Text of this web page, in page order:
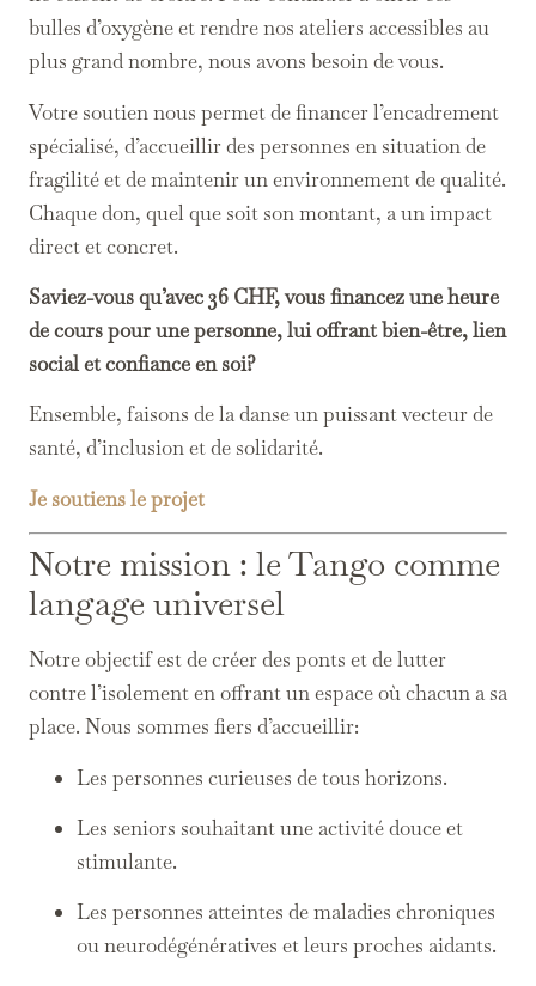
bulles d’oxygène et rendre nos ateliers accessibles au
plus grand nombre, nous avons besoin de vous.
Votre soutien nous permet de financer l’encadrement
spécialisé, d’accueillir des personnes en situation de
fragilité et de maintenir un environnement de qualité.
Chaque don, quel que soit son montant, a un impact
direct et concret.
Saviez-vous qu’avec 36 CHF, vous financez une heure
de cours pour une personne, lui offrant bien-être, lien
social et confiance en soi?
Ensemble, faisons de la danse un puissant vecteur de
santé, d’inclusion et de solidarité.
Je soutiens le projet
Notre mission : le Tango comme
langage universel
Notre objectif est de créer des ponts et de lutter
contre l’isolement en offrant un espace où chacun a sa
place. Nous sommes fiers d’accueillir:
Les personnes curieuses de tous horizons.
Les seniors souhaitant une activité douce et
stimulante.
Les personnes atteintes de maladies chroniques
ou neurodégénératives et leurs proches aidants.